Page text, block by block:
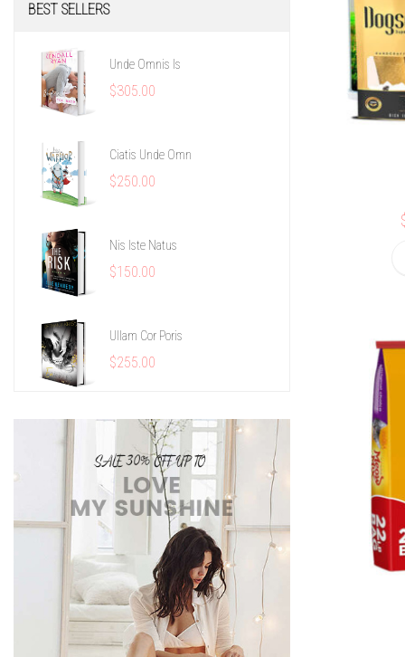
BEST SELLERS
Unde Omnis Is
$305.00
Ciatis Unde Omn
$250.00
Nis Iste Natus
$150.00
Ullam Cor Poris
$255.00